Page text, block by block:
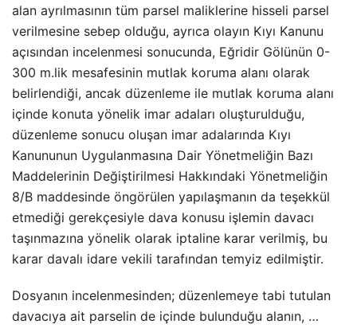
alan ayrılmasının tüm parsel maliklerine hisseli parsel
verilmesine sebep olduğu, ayrıca olayın Kıyı Kanunu
açısından incelenmesi sonucunda, Eğridir Gölünün 0-
300 m.lik mesafesinin mutlak koruma alanı olarak
belirlendiği, ancak düzenleme ile mutlak koruma alanı
içinde konuta yönelik imar adaları oluşturulduğu,
düzenleme sonucu oluşan imar adalarında Kıyı
Kanununun Uygulanmasına Dair Yönetmeliğin Bazı
Maddelerinin Değiştirilmesi Hakkındaki Yönetmeliğin
8/B maddesinde öngörülen yapılaşmanın da teşekkül
etmediği gerekçesiyle dava konusu işlemin davacı
taşınmazına yönelik olarak iptaline karar verilmiş, bu
karar davalı idare vekili tarafından temyiz edilmiştir.
Dosyanın incelenmesinden; düzenlemeye tabi tutulan
davacıya ait parselin de içinde bulunduğu alanın, …